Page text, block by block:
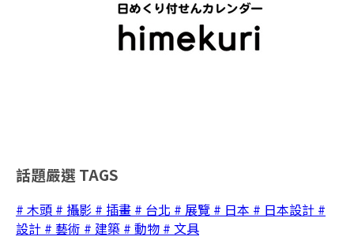
話題嚴選 TAGS
# 木頭 # 攝影 # 插畫 # 台北 # 展覽 # 日本 # 日本設計 #
設計 # 藝術 # 建築 # 動物 # 文具